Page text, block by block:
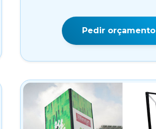
Pedir orçamento